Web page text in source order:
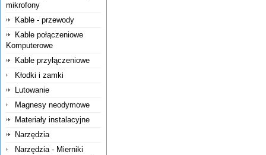
mikrofony
Kable - przewody
Kable połączeniowe
Komputerowe
Kable przyłączeniowe
Kłodki i zamki
Lutowanie
Magnesy neodymowe
Materiały instalacyjne
Narzędzia
Narzędzia - Mierniki